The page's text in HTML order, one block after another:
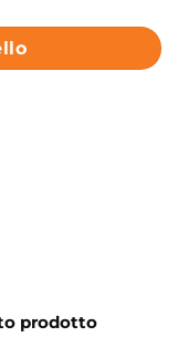
prodotto